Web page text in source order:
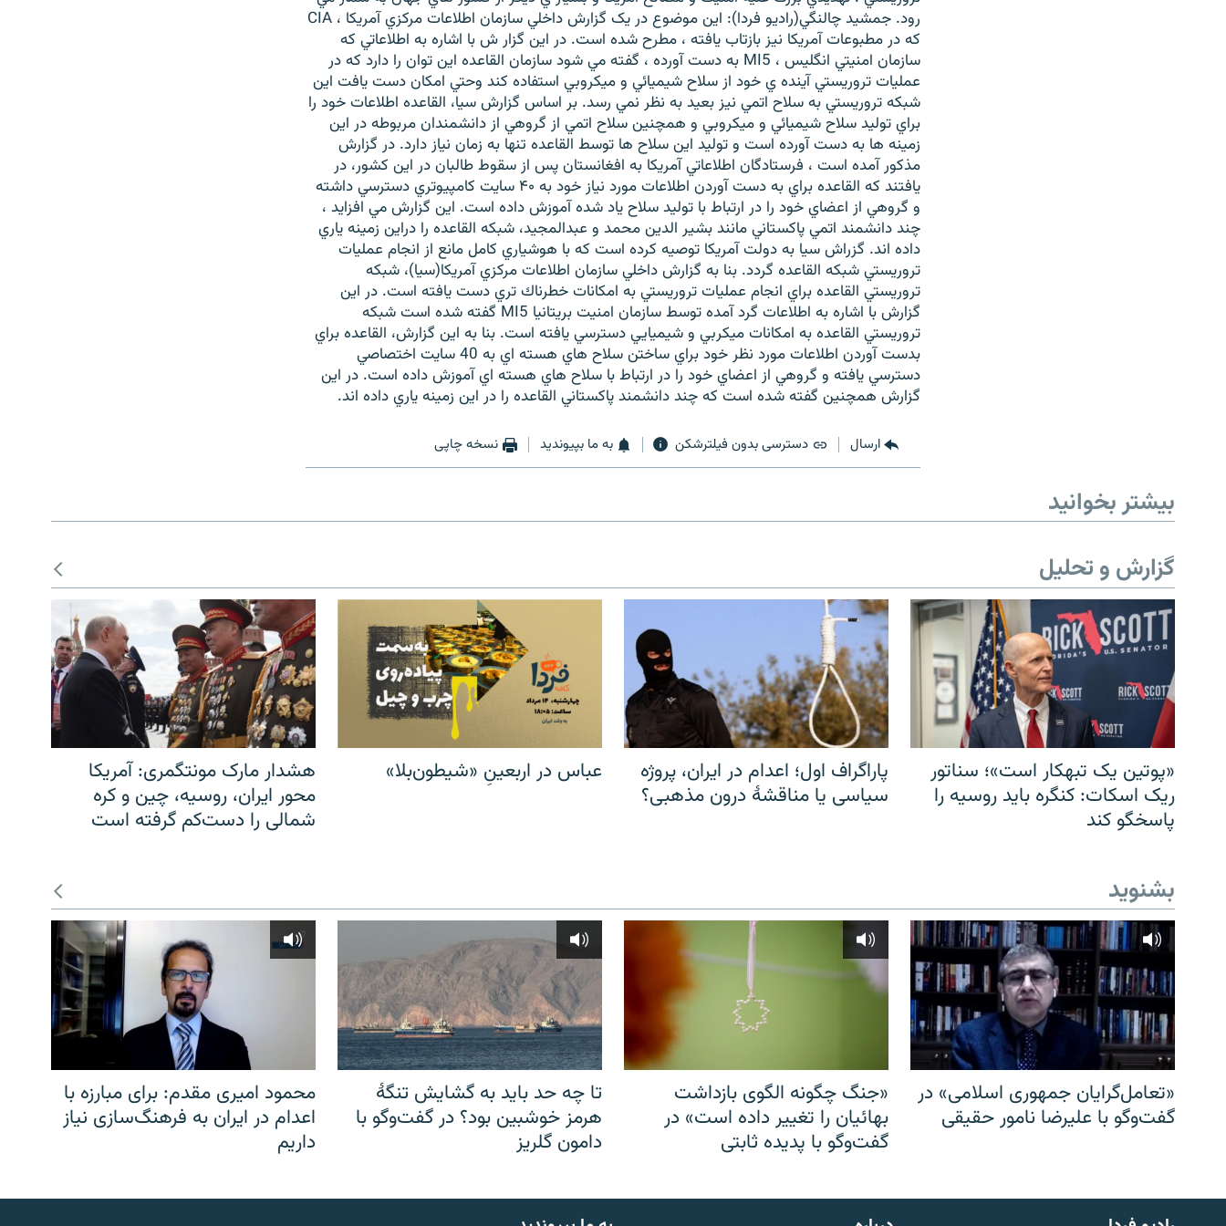
English
رود. جمشيد چالنگي(راديو فردا): اين موضوع در يک گزارش داخلي سازمان اطلاعات مرکزي آمريکا ، CIA
که در مطبوعات آمريکا نيز بازتاب يافته ، مطرح شده است. در اين گزار ش با اشاره به اطلاعاتي که
سازمان امنيتي انگليس ، MI5 به دست آورده ، گفته مي شود سازمان القاعده اين توان را دارد که در
عمليات تروريستي آينده ي خود از سلاح شيميائي و ميکروبي استفاده کند وحتي امکان دست يافت اين
شبکه تروريستي به سلاح اتمي نيز بعيد به نظر نمي رسد. بر اساس گزارش سيا، القاعده اطلاعات خود را
براي توليد سلاح شيميائي و ميکروبي و همچنين سلاح اتمي از گروهي از دانشمندان مربوطه در اين
زمينه ها به دست آورده است و توليد اين سلاح ها توسط القاعده تنها به زمان نياز دارد. در گزارش
مذکور آمده است ، فرستادگان اطلاعاتي آمريکا به افغانستان پس از سقوط طالبان در اين کشور، در
يافتند که القاعده براي به دست آوردن اطلاعات مورد نياز خود به ۴۰ سايت کامپيوتري دسترسي داشته
و گروهي از اعضاي خود را در ارتباط با توليد سلاح ياد شده آموزش داده است. اين گزارش مي افزايد ،
چند دانشمند اتمي پاکستاني مانند بشير الدين محمد و عبدالمجيد، شبکه القاعده را دراين زمينه ياري
داده اند. گزراش سيا به دولت آمريکا توصيه کرده است که با هوشياري کامل مانع از انجام عمليات
تروريستي شبکه القاعده گردد. بنا به گزارش داخلي سازمان اطلاعات مركزي آمريكا(سيا)، شبكه
تروريستي القاعده براي انجام عمليات تروريستي به امكانات خطرناك تري دست يافته است. در اين
گزارش با اشاره به اطلاعات گرد آمده توسط سازمان امنيت بريتانيا MI5 گفته شده است شبكه
تروريستي القاعده به امكانات ميكربي و شيميايي دسترسي يافته است. بنا به اين گزارش، القاعده براي
بدست آوردن اطلاعات مورد نظر خود براي ساختن سلاح هاي هسته اي به 40 سايت اختصاصي
دسترسي يافته و گروهي از اعضاي خود را در ارتباط با سلاح هاي هسته اي آموزش داده است. در اين
گزارش همچنين گفته شده است كه چند دانشمند پاكستاني القاعده را در اين زمينه ياري داده اند.
ارسال دسترسی بدون فیلترشکن به ما بپیوندید نسخه چاپی
بیشتر بخوانید
گزارش و تحلیل
«پوتین یک تبهکار است»؛ سناتور
ریک اسکات: کنگره باید روسیه را
پاسخگو کند
پاراگراف اول؛ اعدام در ایران، پروژه
سیاسی یا مناقشهٔ درون مذهبی؟
عباس در اربعینِ «شیطون‌بلا»
هشدار مارک مونتگمری: آمریکا
محور ایران، روسیه، چین و کره
شمالی را دست‌کم گرفته است
بشنوید
«تعامل‌گرایان جمهوری اسلامی» در
گفت‌وگو با علیرضا نامور حقیقی
«جنگ چگونه الگوی بازداشت
بهائیان را تغییر داده است» در
گفت‌وگو با پدیده ثابتی
تا چه حد باید به گشایش تنگهٔ
هرمز خوشبین بود؟ در گفت‌وگو با
دامون گلریز
محمود امیری مقدم: برای مبارزه با
اعدام در ایران به فرهنگ‌سازی نیاز
داریم